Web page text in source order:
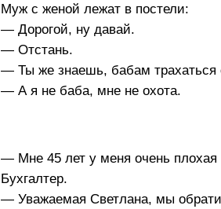
Муж с женой лежат в постели:
— Дорогой, ну давай.
— Отстань.
— Ты же знаешь, бабам трахаться
— А я не баба, мне не охота.
— Мне 45 лет у меня очень
Бухгалтер.
— Уважаемая Светлана, мы